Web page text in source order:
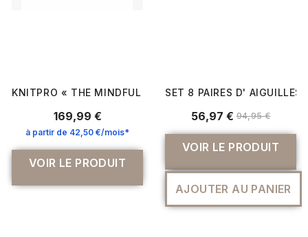
KNITPRO « THE MINDFUL COLLECTION » AFFECTION –
169,99 €
à partir de 42,50 €/mois*
VOIR LE PRODUIT
SET 8 PAIRES D'
56,97 € 94,95 €
VOIR LE PRODUIT
AJOUTER AU PANIER